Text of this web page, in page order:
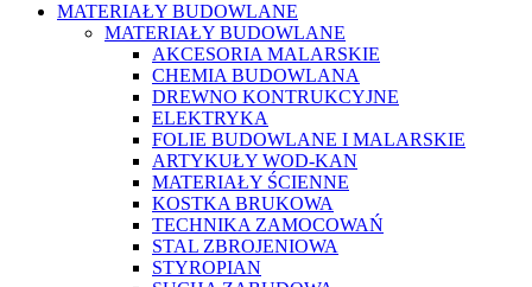
MATERIAŁY BUDOWLANE
MATERIAŁY BUDOWLANE
AKCESORIA MALARSKIE
CHEMIA BUDOWLANA
DREWNO KONTRUKCYJNE
ELEKTRYKA
FOLIE BUDOWLANE I MALARSKIE
ARTYKUŁY WOD-KAN
MATERIAŁY ŚCIENNE
KOSTKA BRUKOWA
TECHNIKA ZAMOCOWAŃ
STAL ZBROJENIOWA
STYROPIAN